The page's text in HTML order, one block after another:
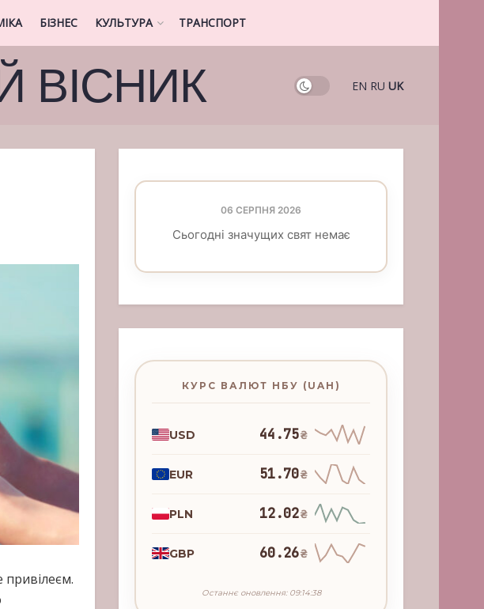
БІЗНЕС КУЛЬТУРА ТРАНСПОРТ
ВІСНИК EN RU UK
привілеєм.
06 СЕРПНЯ 2026
Сьогодні значущих свят немає
КУРС ВАЛЮТ НБУ (UAH)
USD 44.75₴
EUR 51.70₴
PLN 12.02₴
GBP 60.26₴
Останнє оновлення: 09:14:38